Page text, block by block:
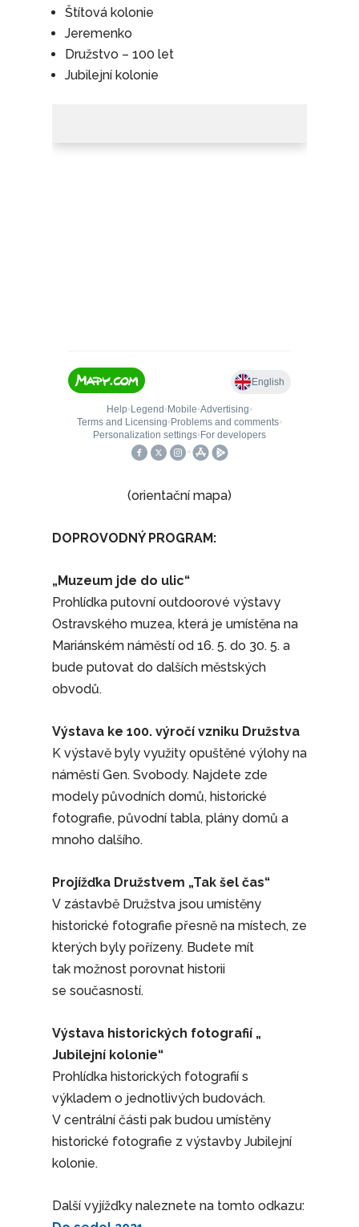
Štítová kolonie
Jeremenko
Družstvo – 100 let
Jubilejní kolonie
(orientační mapa)
DOPROVODNÝ PROGRAM:
„Muzeum jde do ulic“
Prohlídka putovní outdoorové výstavy
Ostravského muzea, která je umístěna na
Mariánském náměstí od 16. 5. do 30. 5. a
bude putovat do dalších městských
obvodů.
Výstava ke 100. výročí vzniku Družstva
K výstavě byly využity opuštěné výlohy na
náměstí Gen. Svobody. Najdete zde
modely původních domů, historické
fotografie, původní tabla, plány domů a
mnoho dalšího.
Projížďka Družstvem „Tak šel čas“
V zástavbě Družstva jsou umístěny
historické fotografie přesně na místech, ze
kterých byly pořízeny. Budete mít
tak možnost porovnat historii
se současností.
Výstava historických fotografií „
Jubilejní kolonie“
Prohlídka historických fotografií s
výkladem o jednotlivých budovách.
V centrální části pak budou umístěny
historické fotografie z výstavby Jubilejní
kolonie.
Další vyjížďky naleznete na tomto odkazu: